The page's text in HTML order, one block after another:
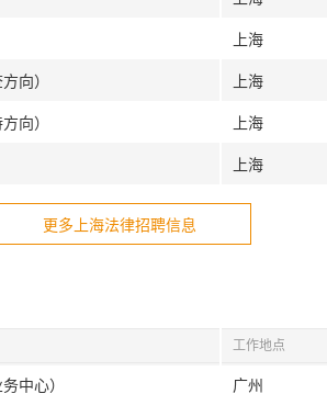
上海
向） 上海
向） 上海
上海
更多上海法律招聘信息
工作地点
中心） 广州